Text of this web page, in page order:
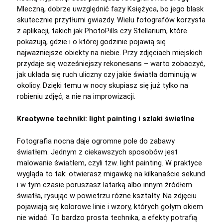
Mleczną, dobrze uwzględnić fazy Księżyca, bo jego blask
skutecznie przytłumi gwiazdy. Wielu fotografów korzysta
z aplikacji, takich jak PhotoPills czy Stellarium, które
pokazują, gdzie i o której godzinie pojawią się
najważniejsze obiekty na niebie. Przy zdjęciach miejskich
przydaje się wcześniejszy rekonesans – warto zobaczyć,
jak układa się ruch uliczny czy jakie światła dominują w
okolicy. Dzięki temu w nocy skupiasz się już tylko na
robieniu zdjęć, a nie na improwizacji.
Kreatywne techniki: light painting i szlaki świetlne
Fotografia nocna daje ogromne pole do zabawy
światłem. Jednym z ciekawszych sposobów jest
malowanie światłem, czyli tzw. light painting. W praktyce
wygląda to tak: otwierasz migawkę na kilkanaście sekund
i w tym czasie poruszasz latarką albo innym źródłem
światła, rysując w powietrzu różne kształty. Na zdjęciu
pojawiają się kolorowe linie i wzory, których gołym okiem
nie widać. To bardzo prosta technika, a efekty potrafią